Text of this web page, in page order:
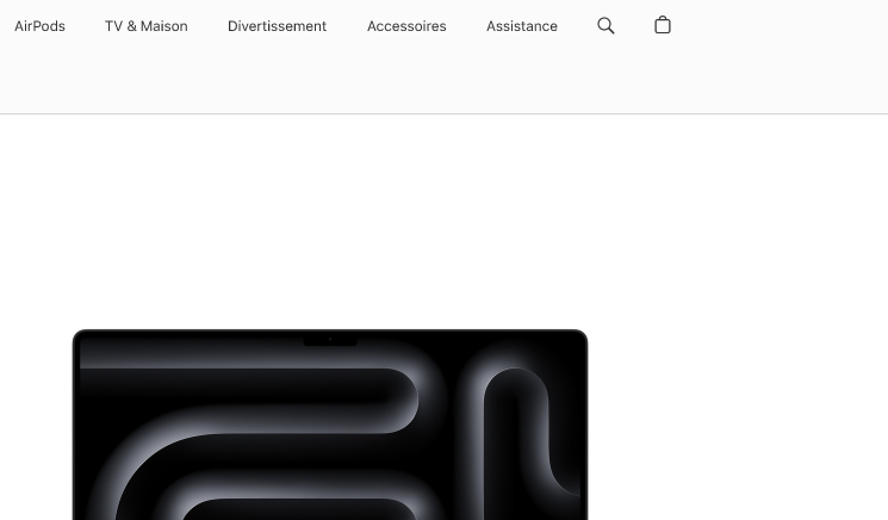
AirPods TV & Maison Divertissements Accessoires Assistance